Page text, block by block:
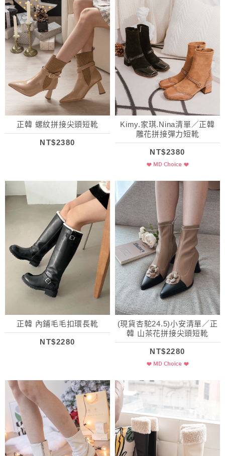
正韓 螺紋拼接尖頭短靴
NT$2380
Kimy.家琪.Nina清單／正韓
雕花拼接彈力短靴
NT$2380
正韓 內鋪毛毛扣環長靴
NT$2280
(現貨杏駝24.5)小安清單／正
韓 山茶花拼接尖頭短靴
NT$2280